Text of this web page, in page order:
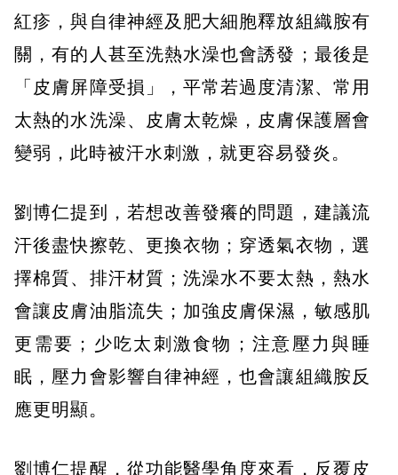
紅疹，與自律神經及肥大細胞釋放組織胺有
關，有的人甚至洗熱水澡也會誘發；最後是
「皮膚屏障受損」，平常若過度清潔、常用
太熱的水洗澡、皮膚太乾燥，皮膚保護層會
變弱，此時被汗水刺激，就更容易發炎。
劉博仁提到，若想改善發癢的問題，建議流
汗後盡快擦乾、更換衣物；穿透氣衣物，選
擇棉質、排汗材質；洗澡水不要太熱，熱水
會讓皮膚油脂流失；加強皮膚保濕，敏感肌
更需要；少吃太刺激食物；注意壓力與睡
眠，壓力會影響自律神經，也會讓組織胺反
應更明顯。
劉博仁提醒，從功能醫學角度來看，反覆皮